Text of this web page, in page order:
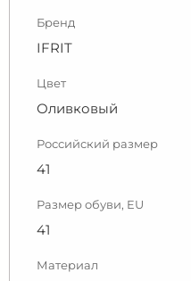
Бренд
IFRIT
Цвет
Оливковый
Российский размер
41
Размер обуви, EU
41
Материал